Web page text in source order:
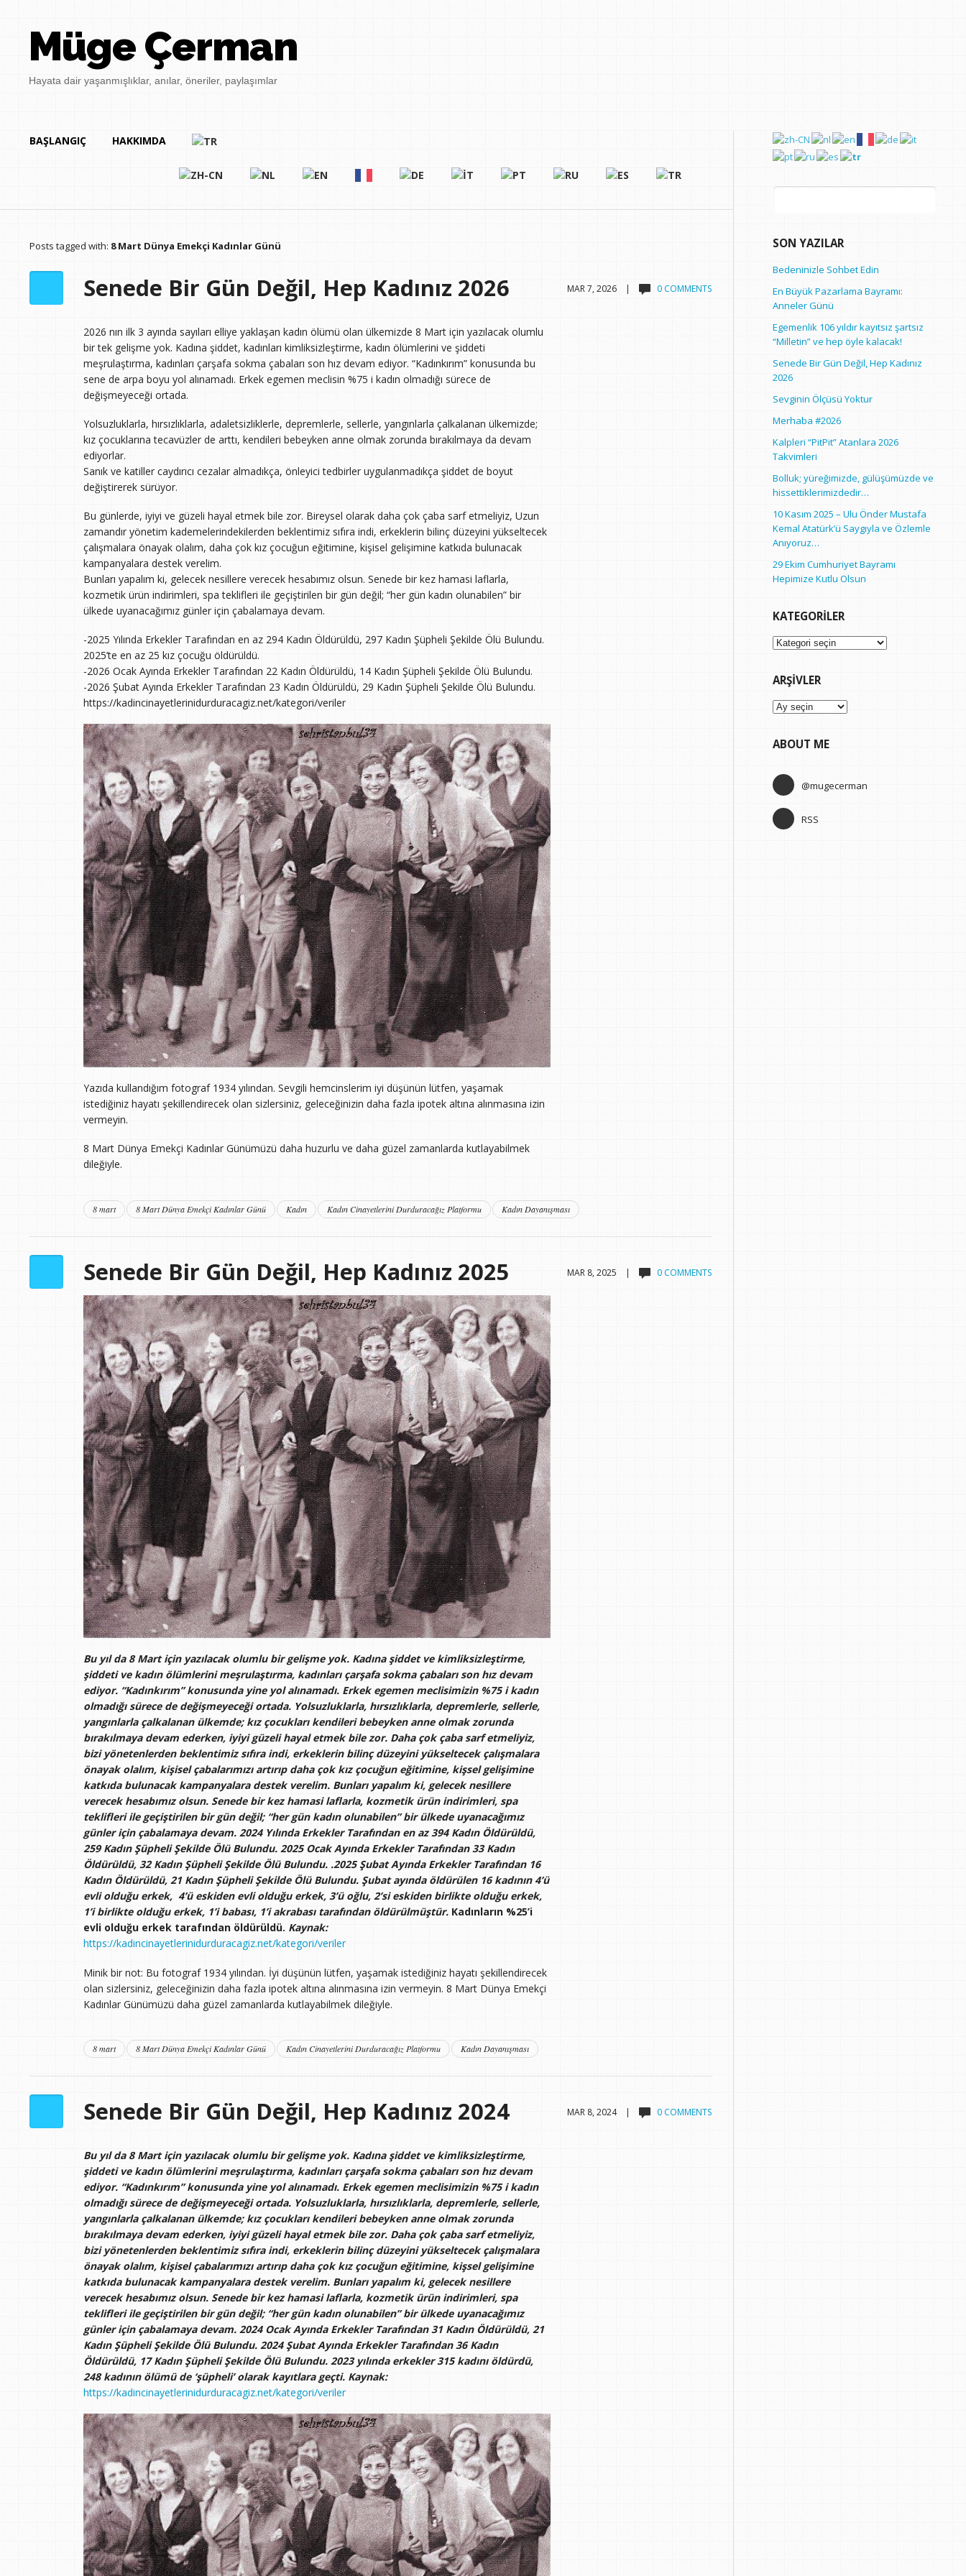
Müge Çerman
Hayata dair yaşanmışlıklar, anılar, öneriler, paylaşımlar
BAŞLANGIÇ HAKKIMDA
Posts tagged with: 8 Mart Dünya Emekçi Kadınlar Günü
MAR 7, 2026 | 0 COMMENTS
Senede Bir Gün Değil, Hep Kadınız 2026
2026 nın ilk 3 ayında sayıları elliye yaklaşan kadın ölümü olan ülkemizde 8 Mart için yazılacak olumlu
bir tek gelişme yok. Kadına şiddet, kadınları kimliksizleştirme, kadın ölümlerini ve şiddeti
meşrulaştırma, kadınları çarşafa sokma çabaları son hız devam ediyor. “Kadınkırım” konusunda bu
sene de arpa boyu yol alınamadı. Erkek egemen meclisin %75 i kadın olmadığı sürece de
değişmeyeceği ortada.
Yolsuzluklarla, hırsızlıklarla, adaletsizliklerle, depremlerle, sellerle, yangınlarla çalkalanan ülkemizde;
kız çocuklarına tecavüzler de arttı, kendileri bebeyken anne olmak zorunda bırakılmaya da devam
ediyorlar.
Sanık ve katiller caydırıcı cezalar almadıkça, önleyici tedbirler uygulanmadıkça şiddet de boyut
değiştirerek sürüyor.
Bu günlerde, iyiyi ve güzeli hayal etmek bile zor. Bireysel olarak daha çok çaba sarf etmeliyiz, Uzun
zamandır yönetim kademelerindekilerden beklentimiz sıfıra indi, erkeklerin bilinç düzeyini yükseltecek
çalışmalara önayak olalım, daha çok kız çocuğun eğitimine, kişisel gelişimine katkıda bulunacak
kampanyalara destek verelim.
Bunları yapalım ki, gelecek nesillere verecek hesabımız olsun. Senede bir kez hamasi laflarla,
kozmetik ürün indirimleri, spa teklifleri ile geçiştirilen bir gün değil; “her gün kadın olunabilen” bir
ülkede uyanacağımız günler için çabalamaya devam.
-2025 Yılında Erkekler Tarafından en az 294 Kadın Öldürüldü, 297 Kadın Şüpheli Şekilde Ölü Bulundu.
2025’te en az 25 kız çocuğu öldürüldü.
-2026 Ocak Ayında Erkekler Tarafından 22 Kadın Öldürüldü, 14 Kadın Şüpheli Şekilde Ölü Bulundu.
-2026 Şubat Ayında Erkekler Tarafından 23 Kadın Öldürüldü, 29 Kadın Şüpheli Şekilde Ölü Bulundu.
https://kadincinayetlerinidurduracagiz.net/kategori/veriler
Yazıda kullandığım fotograf 1934 yılından. Sevgili hemcinslerim iyi düşünün lütfen, yaşamak
istediğiniz hayatı şekillendirecek olan sizlersiniz, geleceğinizin daha fazla ipotek altına alınmasına izin
vermeyin.
8 Mart Dünya Emekçi Kadınlar Günümüzü daha huzurlu ve daha güzel zamanlarda kutlayabilmek
dileğiyle.
8 mart 8 Mart Dünya Emekçi Kadınlar Günü Kadın Kadın Cinayetlerini Durduracağız Platformu Kadın Dayanışması
MAR 8, 2025 | 0 COMMENTS
Senede Bir Gün Değil, Hep Kadınız 2025
Bu yıl da 8 Mart için yazılacak olumlu bir gelişme yok. Kadına şiddet ve kimliksizleştirme,
şiddeti ve kadın ölümlerini meşrulaştırma, kadınları çarşafa sokma çabaları son hız devam
ediyor. “Kadınkırım” konusunda yine yol alınamadı. Erkek egemen meclisimizin %75 i kadın
olmadığı sürece de değişmeyeceği ortada. Yolsuzluklarla, hırsızlıklarla, depremlerle, sellerle,
yangınlarla çalkalanan ülkemde; kız çocukları kendileri bebeyken anne olmak zorunda
bırakılmaya devam ederken, iyiyi güzeli hayal etmek bile zor. Daha çok çaba sarf etmeliyiz,
bizi yönetenlerden beklentimiz sıfıra indi, erkeklerin bilinç düzeyini yükseltecek çalışmalara
önayak olalım, kişisel çabalarımızı artırıp daha çok kız çocuğun eğitimine, kişsel gelişimine
katkıda bulunacak kampanyalara destek verelim. Bunları yapalım ki, gelecek nesillere
verecek hesabımız olsun. Senede bir kez hamasi laflarla, kozmetik ürün indirimleri, spa
teklifleri ile geçiştirilen bir gün değil; “her gün kadın olunabilen” bir ülkede uyanacağımız
günler için çabalamaya devam. 2024 Yılında Erkekler Tarafından en az 394 Kadın Öldürüldü,
259 Kadın Şüpheli Şekilde Ölü Bulundu. 2025 Ocak Ayında Erkekler Tarafından 33 Kadın
Öldürüldü, 32 Kadın Şüpheli Şekilde Ölü Bulundu. .2025 Şubat Ayında Erkekler Tarafından 16
Kadın Öldürüldü, 21 Kadın Şüpheli Şekilde Ölü Bulundu. Şubat ayında öldürülen 16 kadının 4’ü
evli olduğu erkek, 4’ü eskiden evli olduğu erkek, 3’ü oğlu, 2’si eskiden birlikte olduğu erkek,
1’i birlikte olduğu erkek, 1’i babası, 1’i akrabası tarafından öldürülmüştür. Kadınların %25’i
evli olduğu erkek tarafından öldürüldü. Kaynak:
https://kadincinayetlerinidurduracagiz.net/kategori/veriler
Minik bir not: Bu fotograf 1934 yılından. İyi düşünün lütfen, yaşamak istediğiniz hayatı şekillendirecek
olan sizlersiniz, geleceğinizin daha fazla ipotek altına alınmasına izin vermeyin. 8 Mart Dünya Emekçi
Kadınlar Günümüzü daha güzel zamanlarda kutlayabilmek dileğiyle.
8 mart 8 Mart Dünya Emekçi Kadınlar Günü Kadın Cinayetlerini Durduracağız Platformu Kadın Dayanışması
MAR 8, 2024 | 0 COMMENTS
Senede Bir Gün Değil, Hep Kadınız 2024
Bu yıl da 8 Mart için yazılacak olumlu bir gelişme yok. Kadına şiddet ve kimliksizleştirme,
şiddeti ve kadın ölümlerini meşrulaştırma, kadınları çarşafa sokma çabaları son hız devam
ediyor. “Kadınkırım” konusunda yine yol alınamadı. Erkek egemen meclisimizin %75 i kadın
olmadığı sürece de değişmeyeceği ortada. Yolsuzluklarla, hırsızlıklarla, depremlerle, sellerle,
yangınlarla çalkalanan ülkemde; kız çocukları kendileri bebeyken anne olmak zorunda
bırakılmaya devam ederken, iyiyi güzeli hayal etmek bile zor. Daha çok çaba sarf etmeliyiz,
bizi yönetenlerden beklentimiz sıfıra indi, erkeklerin bilinç düzeyini yükseltecek çalışmalara
önayak olalım, kişisel çabalarımızı artırıp daha çok kız çocuğun eğitimine, kişsel gelişimine
katkıda bulunacak kampanyalara destek verelim. Bunları yapalım ki, gelecek nesillere
verecek hesabımız olsun. Senede bir kez hamasi laflarla, kozmetik ürün indirimleri, spa
teklifleri ile geçiştirilen bir gün değil; “her gün kadın olunabilen” bir ülkede uyanacağımız
günler için çabalamaya devam. 2024 Ocak Ayında Erkekler Tarafından 31 Kadın Öldürüldü, 21
Kadın Şüpheli Şekilde Ölü Bulundu. 2024 Şubat Ayında Erkekler Tarafından 36 Kadın
Öldürüldü, 17 Kadın Şüpheli Şekilde Ölü Bulundu. 2023 yılında erkekler 315 kadını öldürdü,
248 kadının ölümü de ‘şüpheli’ olarak kayıtlara geçti. Kaynak:
https://kadincinayetlerinidurduracagiz.net/kategori/veriler
Arama:
SON YAZILAR
Bedeninizle Sohbet Edin
En Büyük Pazarlama Bayramı:
Anneler Günü
Egemenlik 106 yıldır kayıtsız şartsız
“Milletin” ve hep öyle kalacak!
Senede Bir Gün Değil, Hep Kadınız
2026
Sevginin Ölçüsü Yoktur
Merhaba #2026
Kalpleri “PitPit” Atanlara 2026
Takvimleri
Bolluk; yüreğimizde, gülüşümüzde ve
hissettiklerimizdedir…
10 Kasım 2025 – Ulu Önder Mustafa
Kemal Atatürk’ü Saygıyla ve Özlemle
Anıyoruz…
29 Ekim Cumhuriyet Bayramı
Hepimize Kutlu Olsun
KATEGORILER
Kategoriler
ARŞIVLER
Arşivler
ABOUT ME
@mugecerman
RSS